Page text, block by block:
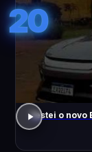
20
Testei o novo